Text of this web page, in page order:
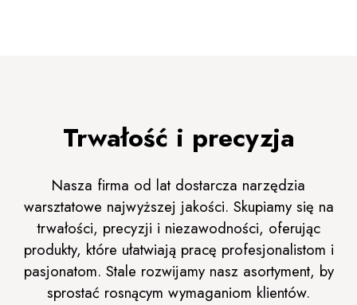
Trwałość i precyzja
Nasza firma od lat dostarcza narzędzia
warsztatowe najwyższej jakości. Skupiamy się na
trwałości, precyzji i niezawodności, oferując
produkty, które ułatwiają pracę profesjonalistom i
pasjonatom. Stale rozwijamy nasz asortyment, by
sprostać rosnącym wymaganiom klientów.